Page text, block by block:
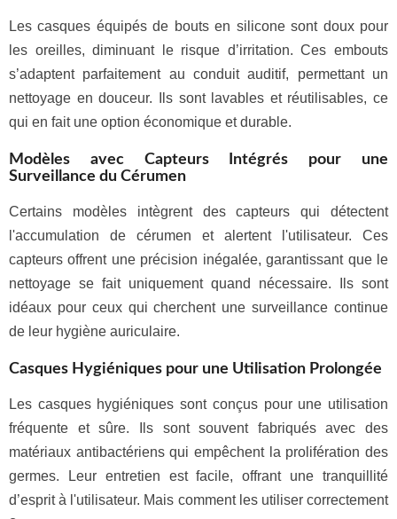
Les casques équipés de bouts en silicone sont doux pour
les oreilles, diminuant le risque d’irritation. Ces embouts
s’adaptent parfaitement au conduit auditif, permettant un
nettoyage en douceur. Ils sont lavables et réutilisables, ce
qui en fait une option économique et durable.
Modèles avec Capteurs Intégrés pour une
Surveillance du Cérumen
Certains modèles intègrent des capteurs qui détectent
l'accumulation de cérumen et alertent l'utilisateur. Ces
capteurs offrent une précision inégalée, garantissant que le
nettoyage se fait uniquement quand nécessaire. Ils sont
idéaux pour ceux qui cherchent une surveillance continue
de leur hygiène auriculaire.
Casques Hygiéniques pour une Utilisation Prolongée
Les casques hygiéniques sont conçus pour une utilisation
fréquente et sûre. Ils sont souvent fabriqués avec des
matériaux antibactériens qui empêchent la prolifération des
germes. Leur entretien est facile, offrant une tranquillité
d’esprit à l'utilisateur. Mais comment les utiliser correctement